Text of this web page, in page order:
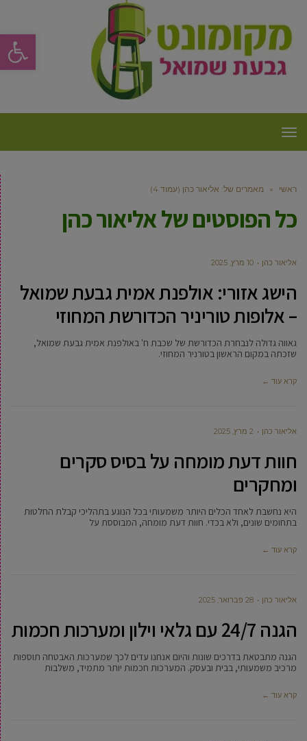
פתח
תפריט
ראשי » מאמרים של: ‫אליאור כהן (עמוד 4)
כל הפוסטים של‫אליאור כהן
‫אליאור כהן 10 מרץ, 2025
הישג אזורי: אולפנת אמית גבעת שמואל
– אלופות טוריניר הכדורשת המחוזי
גאווה גדולה לנבחרת הכדורשת של שכבת ח' באולפנת אמית גבעת שמואל,
שזכתה במקום הראשון בטורניר המחוזי.
קרא עוד ←
‫אליאור כהן 2 מרץ, 2025
חוות דעת מומחה על בסיס סקרים
ומחקרים
היא נחשבת לאחד הכלים היותר משמעותי בכל הנוגע בתהליכי קבלת החלטות
בתחומים שונים, ולא בכדי. חוות דעת מומחה, המבוססת על
קרא עוד ←
‫אליאור כהן 28 פברואר, 2025
הגנה 24/7 עם גלאי וילון ומערכות חכמות
הגנה מתבטאת בדרכים שונות והיום אנחנו עדים לכך שמערכות האבטחה תוספות
מרכיב משמעותי, בבית ובעסק. המערכות חכמות יותר מתמיד, משלבות
קרא עוד ←